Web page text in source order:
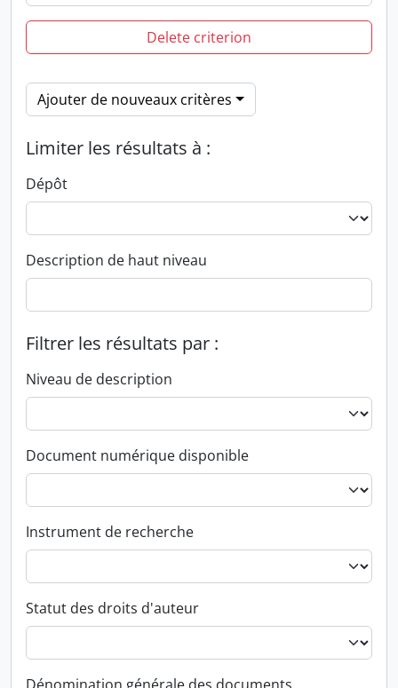
Delete criterion
Ajouter de nouveaux critères
Limiter les résultats à :
Dépôt
Description de haut niveau
Filtrer les résultats par :
Niveau de description
Document numérique disponible
Instrument de recherche
Statut des droits d'auteur